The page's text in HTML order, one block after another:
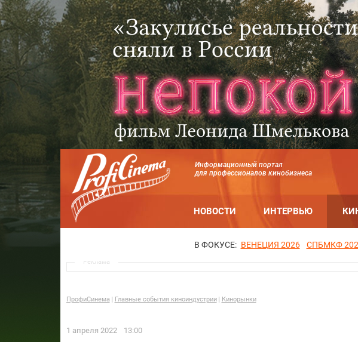
Информационный портал
для профессионалов кинобизнеса
НОВОСТИ ИНТЕРВЬЮ
В ФОКУСЕ: ВЕНЕЦИЯ 2026 СПБМКФ
Реклама
ПрофиСинема Главные события киноиндустрии Кинорынки
1 апреля 2022 13:00